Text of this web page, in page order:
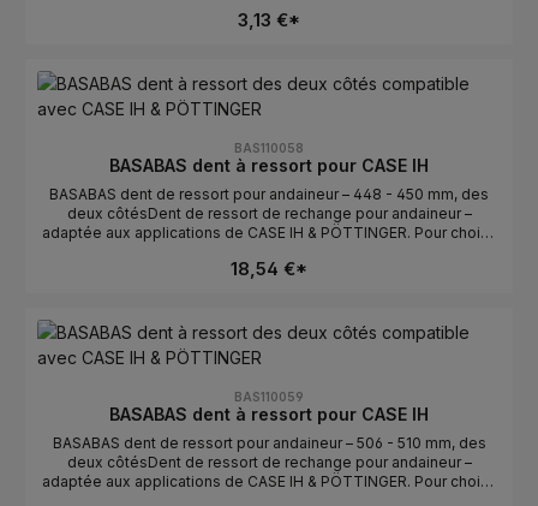
rapide en cas de dents usées ou cassées.Données
sélectionComparer avec l’ancienne pièce : la longueur et la
courbure/l’orientation doivent correspondre.Vérifier
gauche/droite : des deux côtés détermine la position de
3,13 €*
BAS110058
BASABAS dent à ressort pour CASE IH
BASABAS dent de ressort pour andaineur – 448 - 450 mm, des
deux côtésDent de ressort de rechange pour andaineur –
adaptée aux applications de CASE IH & PÖTTINGER. Pour choisir
Idéale pour un remplacement rapide en cas de dents usées ou
PÖTTINGERFabricant : BASABASConseils de sélectionComparer
avec l’ancienne pièce : la longueur et la courbure/l’orientation
doivent correspondre.Vérifier gauche/droite : des deux côtés
l’onglet Numéros OE.
18,54 €*
BAS110059
BASABAS dent à ressort pour CASE IH
BASABAS dent de ressort pour andaineur – 506 - 510 mm, des
deux côtésDent de ressort de rechange pour andaineur –
adaptée aux applications de CASE IH & PÖTTINGER. Pour choisir